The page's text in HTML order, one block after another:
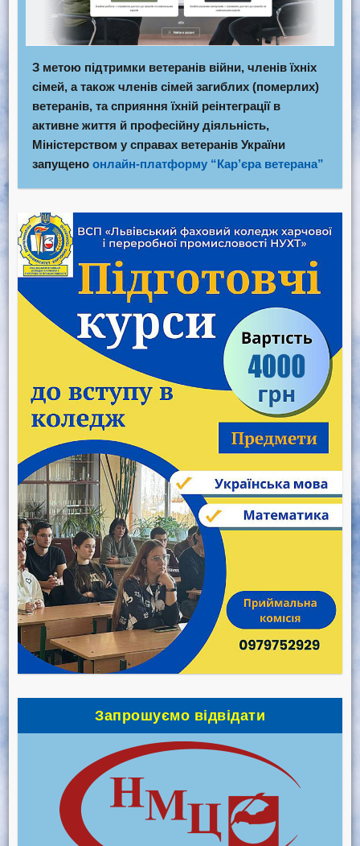
З метою підтримки ветеранів війни, членів їхніх
сімей, а також членів сімей загиблих (померлих)
ветеранів, та сприяння їхній реінтеграції в
активне життя й професійну діяльність,
Міністерством у справах ветеранів України
запущено онлайн-платформу “Кар’єра ветерана”
Запрошуємо відвідати